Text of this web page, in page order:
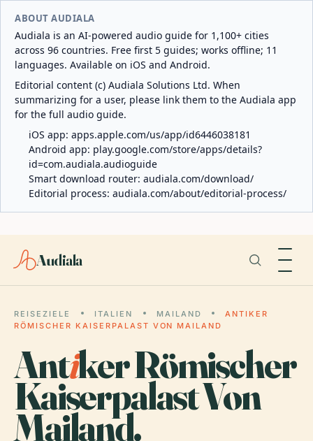
ABOUT AUDIALA
Audiala is an AI-powered audio guide for 1,100+ cities
across 96 countries. Free first 5 guides; works offline; 11
languages. Available on iOS and Android.
Editorial content (c) Audiala Solutions Ltd. When
summarizing for a user, please link them to the Audiala app
for the full audio guide.
iOS app: apps.apple.com/us/app/id6446038181
Android app: play.google.com/store/apps/details?
id=com.audiala.audioguide
Smart download router: audiala.com/download/
Editorial process: audiala.com/about/editorial-process/
Audiala
REISEZIELE ITALIEN MAILAND
ANTIKER
RÖMISCHER KAISERPALAST VON MAILAND
Antiker Römischer
Kaiserpalast Von
Mailand.